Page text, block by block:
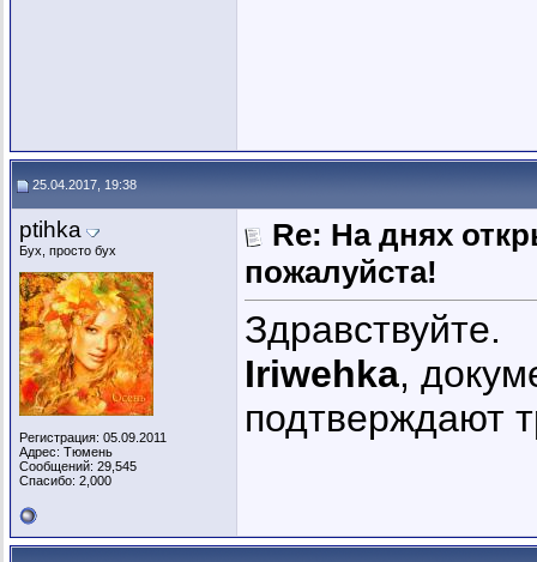
25.04.2017, 19:38
ptihka
Бух, просто бух
Регистрация: 05.09.2011
Адрес: Тюмень
Сообщений: 29,545
Спасибо: 2,000
Re: На днях
пожалуйста!
Здравствуйте.
Iriwehka,
подтверждают